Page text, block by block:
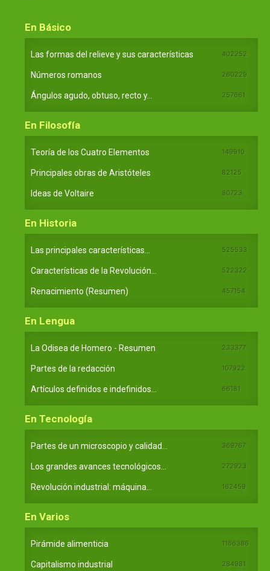
En Básico
Las formas del relieve y sus características 402252
Números romanos 260229
Ángulos agudo, obtuso, recto y... 257661
En Filosofía
Teoría de los Cuatro Elementos 149910
Principales obras de Aristóteles 82125
Ideas de Voltaire 80723
En Historia
Las principales características... 525533
Características de la Revolución... 522322
Renacimiento (Resumen) 457154
En Lengua
La Odisea de Homero - Resumen 233377
Partes de la redacción 107922
Artículos definidos e indefinidos... 66181
En Tecnología
Partes de un microscopio y calidad... 369767
Los grandes avances tecnológicos... 272923
Revolución industrial: máquina... 162459
En Varios
Pirámide alimenticia 1166386
Capitalismo industrial 284981